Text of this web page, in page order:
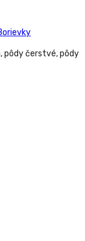
pôdy čerstvé, pôdy